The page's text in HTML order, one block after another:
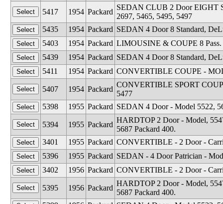
5417
1954 Packard
SEDAN CLUB 2 Door EIGHT
2697, 5465, 5495, 5497
5435
1954 Packard SEDAN 4 Door 8 Standard,
5403
1954 Packard LIMOUSINE & COUPE 8 Pass.
5439
1954 Packard SEDAN 4 Door 8 Standard,
5411
1954 Packard CONVERTIBLE COUPE -
5407 1954 Packard
CONVERTIBLE SPORT
5477
5398
1955 Packard SEDAN 4 Door - Model 5522,
5394 1955 Packard
HARDTOP 2 Door - Model,
5687 Packard 400.
3401
1955 Packard CONVERTIBLE - 2 Door -
5396
1955 Packard SEDAN - 4 Door Patrician -
3402
1956 Packard CONVERTIBLE - 2 Door -
5395 1956 Packard
HARDTOP 2 Door - Model,
5687 Packard 400.